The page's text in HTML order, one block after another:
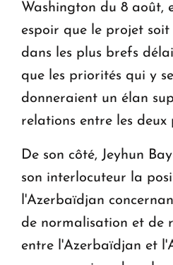
Washington du 8 août,
espoir que le projet
dans les plus brefs
que les priorités qui y
donneraient un élan
relations entre les deux
De son côté, Jeyhun
son interlocuteur la
l'Azerbaïdjan
de normalisation et de
entre l'Azerbaïdjan et